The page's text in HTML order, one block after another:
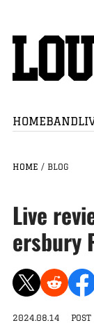
HOMEBAND
HOME / BLOG
Live
ersbury
2024.08.14 POST